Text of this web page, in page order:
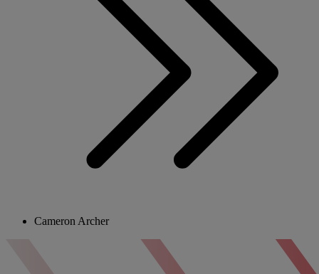
Cameron Archer